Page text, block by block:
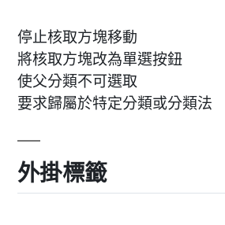
停止核取方塊移動
將核取方塊改為單選按鈕
使父分類不可選取
要求歸屬於特定分類或分類法
外掛標籤